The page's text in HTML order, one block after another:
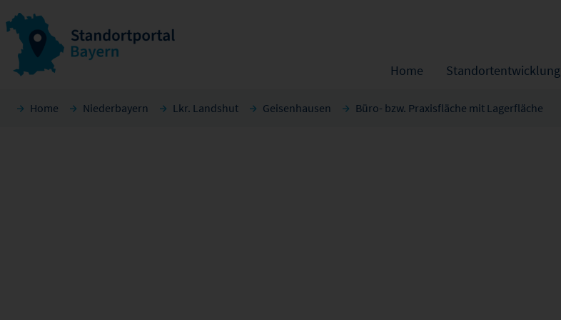
Home Standortentwicklung
Home Niederbayern Lkr. Landshut Geisenhausen Büro- bzw. Praxisfläche mit Lagerfläche